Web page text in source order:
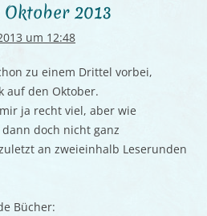
2013
um 12:48
zu einem Drittel vorbei,
auf den Oktober.
ja recht viel, aber wie
doch nicht ganz
an zweieinhalb Leserunden
Bücher: